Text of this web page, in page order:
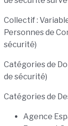
Collectif :
Personnes de
sécurité)
Catégories de
de sécurité)
Catégories de
Agence